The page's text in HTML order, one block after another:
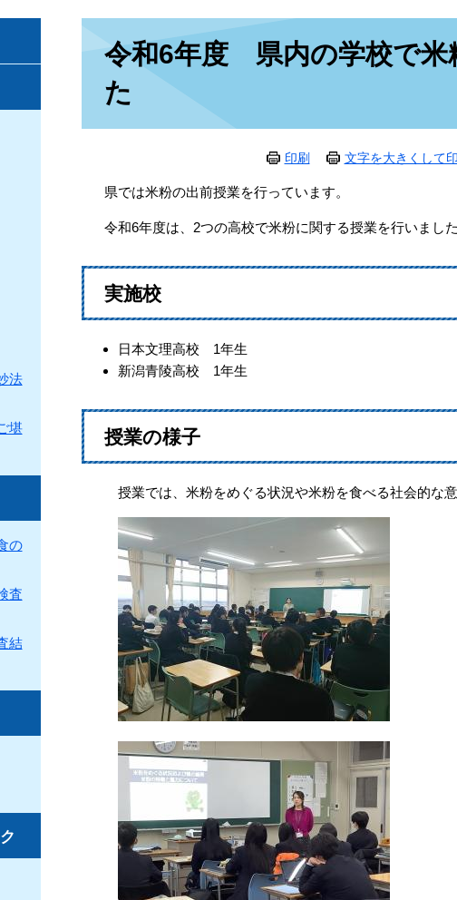
令和6年度 県内の学校で米
た
印刷 文字を大きくして
県では米粉の出前授業を行っています。
令和6年度は、2つの高校で米粉に関する授業を行いました
実施校
日本文理高校 1年生
新潟青陵高校 1年生
授業の様子
授業では、米粉をめぐる状況や米粉を食べる社会的な
法
堪
の
査
結